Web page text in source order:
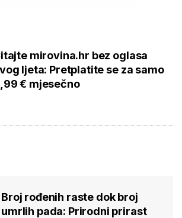
mirovina.hr bez oglasa
ljeta: Pretplatite se za samo
€ mjesečno
Broj rođenih raste dok broj
umrlih pada: Prirodni prirast